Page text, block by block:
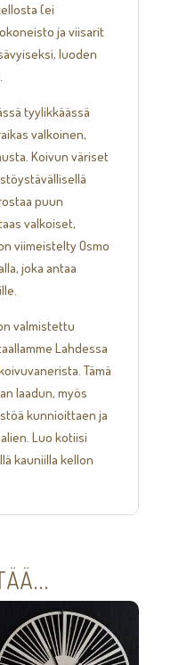
(ei
ja viisarit
luoden
tyylikkäässä
valkoinen,
Koivun väriset
puun
valkoiset,
viimeistelty Osmo
joka antaa
valmistettu
Lahdessa
Tämä
laadun, myös
kunnioittaen ja
Luo kotiisi
kauniilla kellon